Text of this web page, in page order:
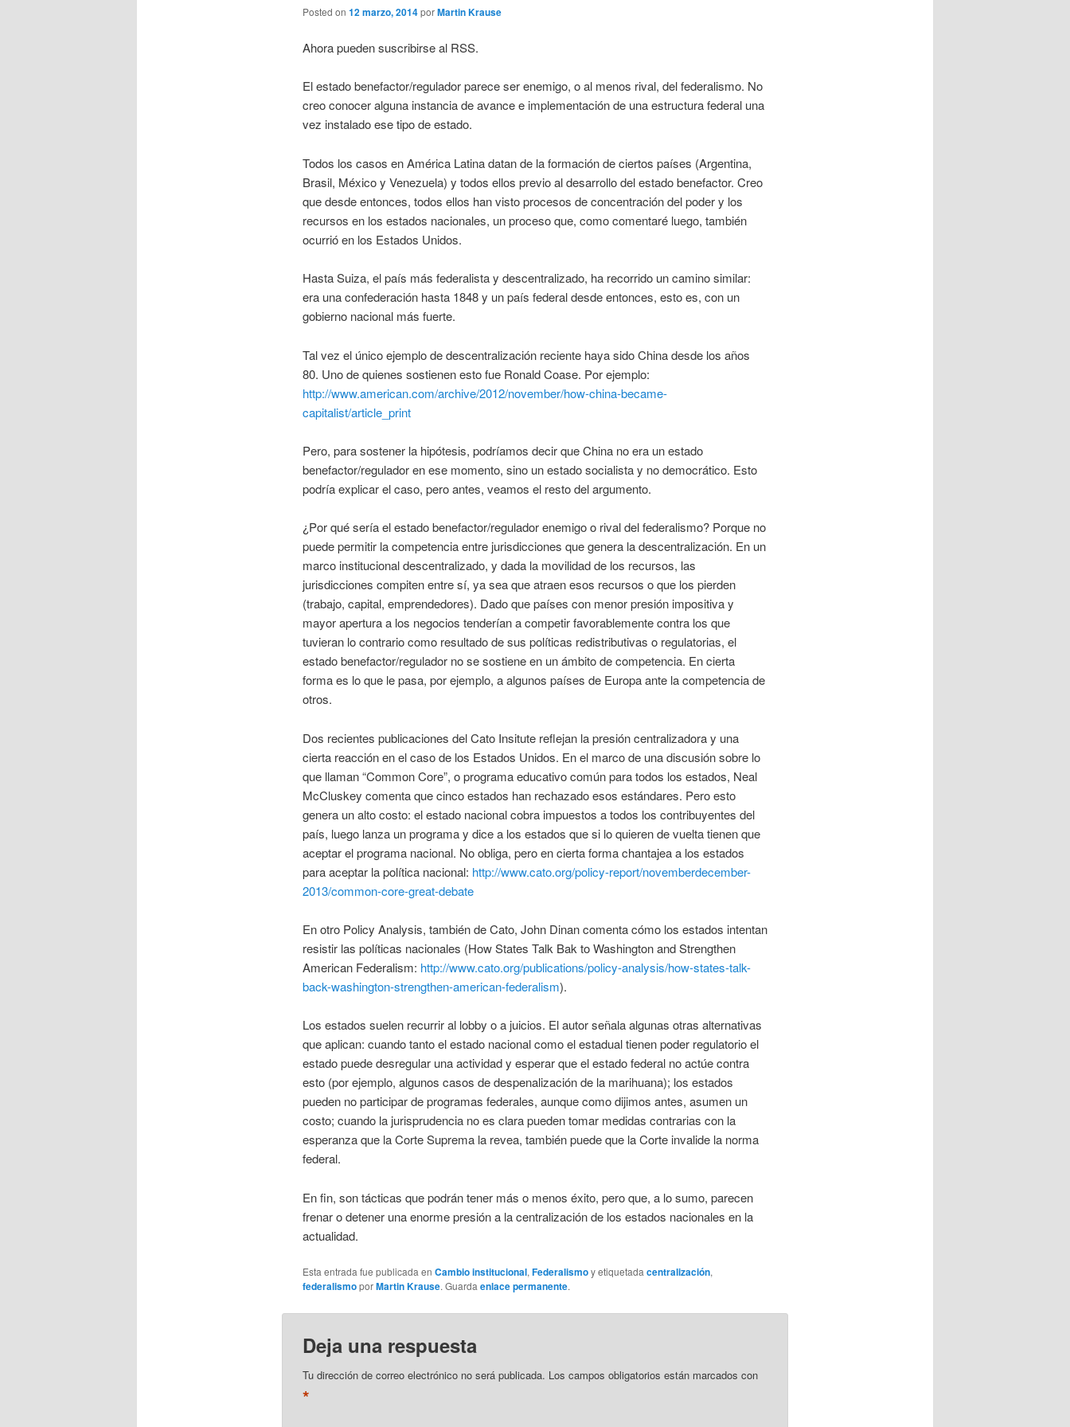
Posted on 12 marzo, 2014porMartin Krause
Ahora pueden suscribirse al RSS.
El estado benefactor/regulador parece ser enemigo, o al menos rival, del federalismo. No
creo conocer alguna instancia de avance e implementación de una estructura federal una
vez instalado ese tipo de estado.
Todos los casos en América Latina datan de la formación de ciertos países (Argentina,
Brasil, México y Venezuela) y todos ellos previo al desarrollo del estado benefactor. Creo
que desde entonces, todos ellos han visto procesos de concentración del poder y los
recursos en los estados nacionales, un proceso que, como comentaré luego, también
ocurrió en los Estados Unidos.
Hasta Suiza, el país más federalista y descentralizado, ha recorrido un camino similar:
era una confederación hasta 1848 y un país federal desde entonces, esto es, con un
gobierno nacional más fuerte.
Tal vez el único ejemplo de descentralización reciente haya sido China desde los años
80. Uno de quienes sostienen esto fue Ronald Coase. Por ejemplo:
http://www.american.com/archive/2012/november/how-china-became-
capitalist/article_print
Pero, para sostener la hipótesis, podríamos decir que China no era un estado
benefactor/regulador en ese momento, sino un estado socialista y no democrático. Esto
podría explicar el caso, pero antes, veamos el resto del argumento.
¿Por qué sería el estado benefactor/regulador enemigo o rival del federalismo? Porque no
puede permitir la competencia entre jurisdicciones que genera la descentralización. En un
marco institucional descentralizado, y dada la movilidad de los recursos, las
jurisdicciones compiten entre sí, ya sea que atraen esos recursos o que los pierden
(trabajo, capital, emprendedores). Dado que países con menor presión impositiva y
mayor apertura a los negocios tenderían a competir favorablemente contra los que
tuvieran lo contrario como resultado de sus políticas redistributivas o regulatorias, el
estado benefactor/regulador no se sostiene en un ámbito de competencia. En cierta
forma es lo que le pasa, por ejemplo, a algunos países de Europa ante la competencia de
otros.
Dos recientes publicaciones del Cato Insitute reflejan la presión centralizadora y una
cierta reacción en el caso de los Estados Unidos. En el marco de una discusión sobre lo
que llaman “Common Core”, o programa educativo común para todos los estados, Neal
McCluskey comenta que cinco estados han rechazado esos estándares. Pero esto
genera un alto costo: el estado nacional cobra impuestos a todos los contribuyentes del
país, luego lanza un programa y dice a los estados que si lo quieren de vuelta tienen que
aceptar el programa nacional. No obliga, pero en cierta forma chantajea a los estados
para aceptar la política nacional: http://www.cato.org/policy-report/novemberdecember-
2013/common-core-great-debate
En otro Policy Analysis, también de Cato, John Dinan comenta cómo los estados intentan
resistir las políticas nacionales (How States Talk Bak to Washington and Strengthen
American Federalism: http://www.cato.org/publications/policy-analysis/how-states-talk-
back-washington-strengthen-american-federalism).
Los estados suelen recurrir al lobby o a juicios. El autor señala algunas otras alternativas
que aplican: cuando tanto el estado nacional como el estadual tienen poder regulatorio el
estado puede desregular una actividad y esperar que el estado federal no actúe contra
esto (por ejemplo, algunos casos de despenalización de la marihuana); los estados
pueden no participar de programas federales, aunque como dijimos antes, asumen un
costo; cuando la jurisprudencia no es clara pueden tomar medidas contrarias con la
esperanza que la Corte Suprema la revea, también puede que la Corte invalide la norma
federal.
En fin, son tácticas que podrán tener más o menos éxito, pero que, a lo sumo, parecen
frenar o detener una enorme presión a la centralización de los estados nacionales en la
actualidad.
Esta entrada fue publicada en Cambio institucional, Federalismoy etiquetada centralización,
federalismoporMartin Krause. Guarda enlace permanente.
Deja una respuesta
Tu dirección de correo electrónico no será publicada. Los campos obligatorios están marcados con
*